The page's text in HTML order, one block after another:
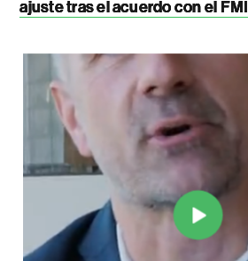
ajuste tras el acuerdo con el FMI